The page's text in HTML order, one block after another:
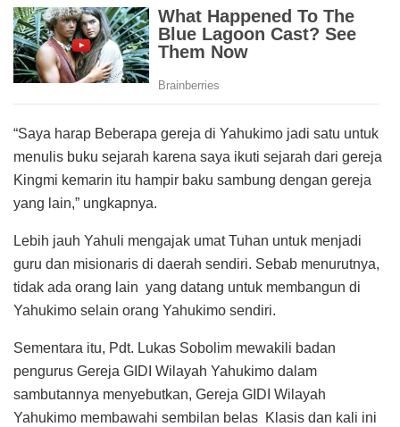
“Saya harap Beberapa gereja di Yahukimo jadi satu untuk
menulis buku sejarah karena saya ikuti sejarah dari gereja
Kingmi kemarin itu hampir baku sambung dengan gereja
yang lain,” ungkapnya.
Lebih jauh Yahuli mengajak umat Tuhan untuk menjadi
guru dan misionaris di daerah sendiri. Sebab menurutnya,
tidak ada orang lain yang datang untuk membangun di
Yahukimo selain orang Yahukimo sendiri.
Sementara itu, Pdt. Lukas Sobolim mewakili badan
pengurus Gereja GIDI Wilayah Yahukimo dalam
sambutannya menyebutkan, Gereja GIDI Wilayah
Yahukimo membawahi sembilan belas Klasis dan kali ini